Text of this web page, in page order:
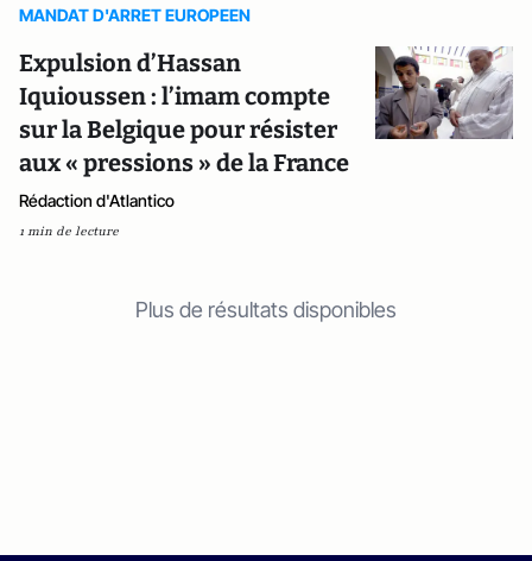
MANDAT D'ARRET EUROPEEN
Expulsion d’Hassan
Iquioussen : l’imam compte
sur la Belgique pour résister
aux « pressions » de la France
Rédaction d'Atlantico
1 min de lecture
Plus de résultats disponibles